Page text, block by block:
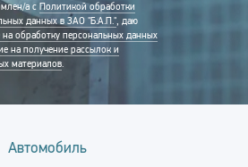
а с Политикой обработки
данных в ЗАО "Б.А.П.", даю
на обработку персональных данных
на получение рассылок и
материалов.
Автомобиль